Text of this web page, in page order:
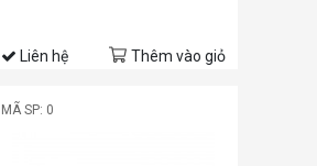
Liên hệ Thêm vào giỏ
MÃ SP: 0